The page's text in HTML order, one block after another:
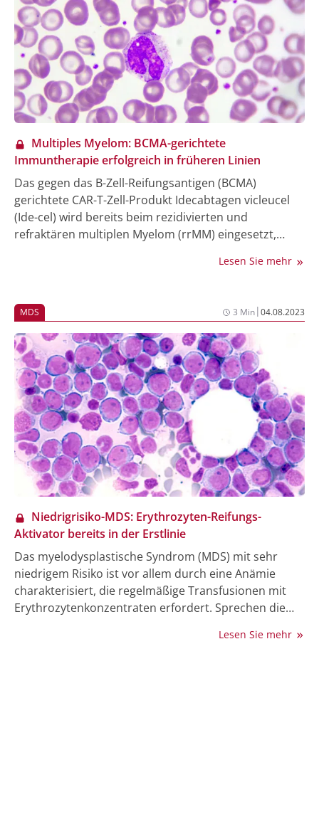
Multiples Myelom: BCMA-gerichtete
Immuntherapie erfolgreich in früheren Linien
Das gegen das B-Zell-Reifungsantigen (BCMA)
gerichtete CAR-T-Zell-Produkt Idecabtagen vicleucel
(Ide-cel) wird bereits beim rezidivierten und
refraktären multiplen Myelom (rrMM) eingesetzt,
weiter fortschreitet. Aktuelle Studiendaten haben nun
einer Real-World-Studie sowie in früheren
Therapielinien gezeigt. Zudem befinden sich BCMA-
gerichtete bispezifische Antikörper in der
Entwicklung, für die schon vielversprechende
Studienergebnisse vorliegen.
Lesen Sie mehr
MDS 3 Min|04.08.2023
Niedrigrisiko-MDS: Erythrozyten-Reifungs-
Aktivator bereits in der Erstlinie
Das myelodysplastische Syndrom (MDS) mit sehr
niedrigem Risiko ist vor allem durch eine Anämie
charakterisiert, die regelmäßige Transfusionen mit
Erythrozytenkonzentraten erfordert. Sprechen die
zufriedenstellend auf Erythropoese-stimulierende
Lesen Sie mehr